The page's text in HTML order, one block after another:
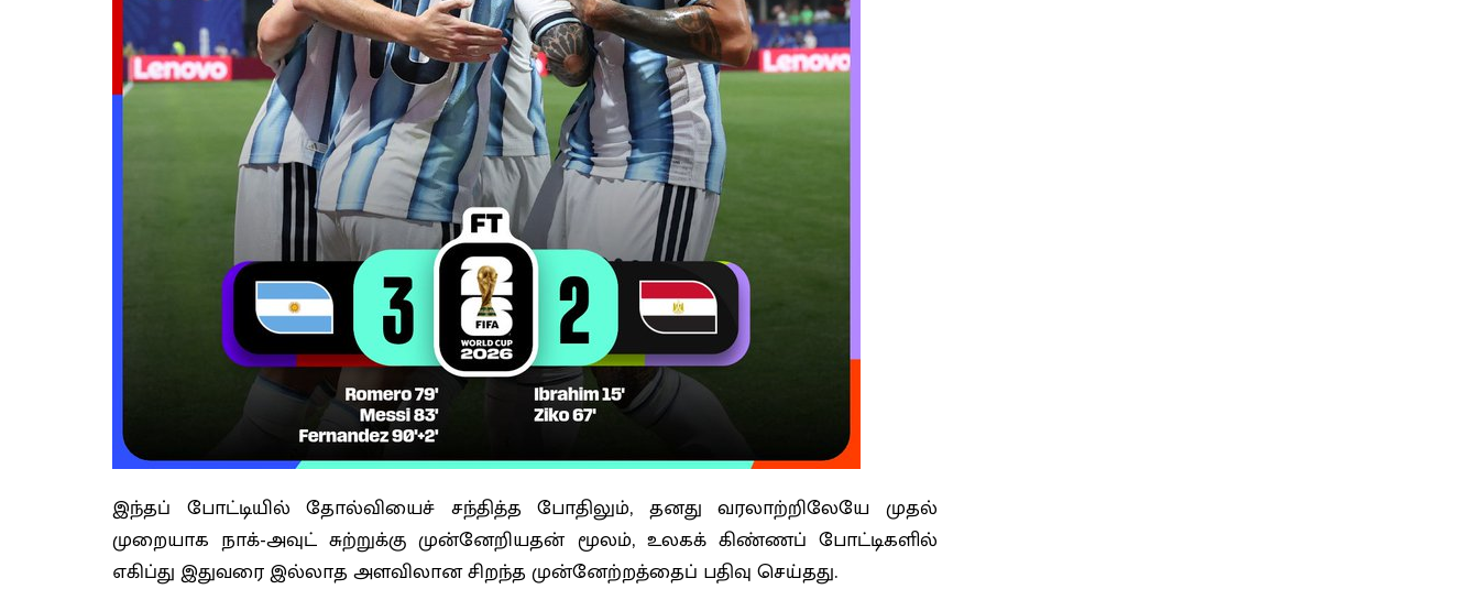
இந்தப் போட்டியில் தோல்வியைச் சந்தித்த போதிலும், தனது வரலாற்றிலேயே முதல்
முறையாக நாக்-அவுட் சுற்றுக்கு முன்னேறியதன் மூலம், உலகக் கிண்ணப் போட்டிகளில்
எகிப்து இதுவரை இல்லாத அளவிலான சிறந்த முன்னேற்றத்தைப் பதிவு செய்தது.